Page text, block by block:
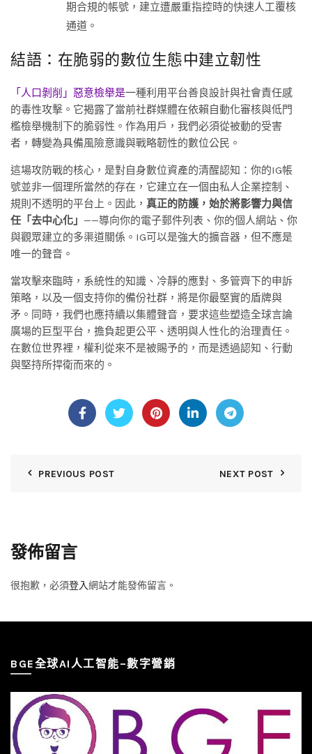
期合規的帳號，建立遭嚴重指控時的快速人工覆核
通道。
結語：在脆弱的數位生態中建立韌性
「人口剝削」惡意檢舉是一種利用平台善良設計與社會責任感
的毒性攻擊。它揭露了當前社群媒體在依賴自動化審核與低門
檻檢舉機制下的脆弱性。作為用戶，我們必須從被動的受害
者，轉變為具備風險意識與戰略韌性的數位公民。
這場攻防戰的核心，是對自身數位資產的清醒認知：你的IG帳
號並非一個理所當然的存在，它建立在一個由私人企業控制、
規則不透明的平台上。因此， 真正的防護，始於將影響力與信
任「去中心化」 ——導向你的電子郵件列表、你的個人網站、你
與觀眾建立的多渠道關係。IG可以是強大的擴音器，但不應是
唯一的聲音。
當攻擊來臨時，系統性的知識、冷靜的應對、多管齊下的申訴
策略，以及一個支持你的備份社群，將是你最堅實的盾牌與
矛。同時，我們也應持續以集體聲音，要求這些塑造全球言論
廣場的巨型平台，擔負起更公平、透明與人性化的治理責任。
在數位世界裡，權利從來不是被賜予的，而是透過認知、行動
與堅持所捍衛而來的。
PREVIOUS POST NEXT POST
發佈留言
很抱歉，必須登入網站才能發佈留言。
BGE全球AI人工智能–數字營銷